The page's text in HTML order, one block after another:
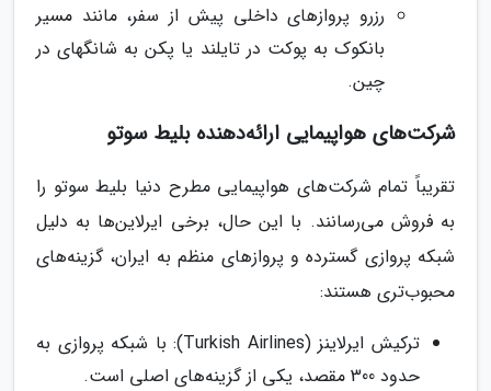
رزرو پروازهای داخلی پیش از سفر، مانند مسیر
بانکوک به پوکت در تایلند یا پکن به شانگهای در
چین.
شرکت‌های هواپیمایی ارائه‌دهنده بلیط سوتو
تقریباً تمام شرکت‌های هواپیمایی مطرح دنیا بلیط سوتو را
به فروش می‌رسانند. با این حال، برخی ایرلاین‌ها به دلیل
شبکه پروازی گسترده و پروازهای منظم به ایران، گزینه‌های
محبوب‌تری هستند:
ترکیش ایرلاینز (Turkish Airlines): با شبکه پروازی به
حدود 300 مقصد، یکی از گزینه‌های اصلی است.